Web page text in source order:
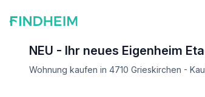
NEU - Ihr neues Eigenheim
Wohnung kaufen in 4710 Grieskirchen -